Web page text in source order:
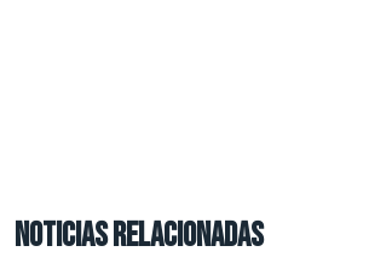
NOTICIAS RELACIONADAS